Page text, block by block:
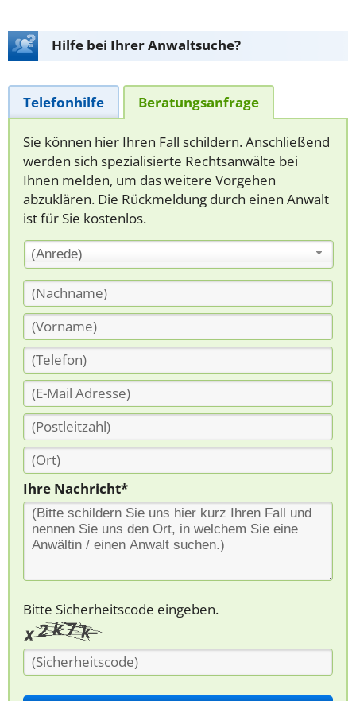
Hilfe bei Ihrer Anwaltsuche?
Telefonhilfe Beratungsanfrage
Sie können hier Ihren Fall schildern. Anschließend
werden sich spezialisierte Rechtsanwälte bei
Ihnen melden, um das weitere Vorgehen
abzuklären. Die Rückmeldung durch einen Anwalt
ist für Sie kostenlos.
(Anrede)
Ihre Nachricht*
Bitte Sicherheitscode eingeben.